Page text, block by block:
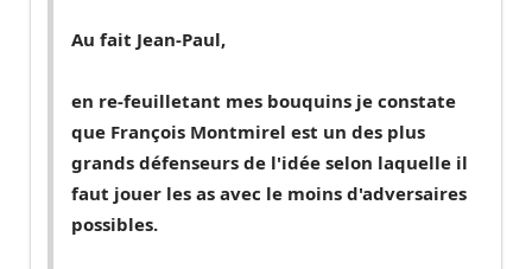
Au fait Jean-Paul,
en re-feuilletant mes bouquins je constate
que François Montmirel est un des plus
grands défenseurs de l'idée selon laquelle il
faut jouer les as avec le moins d'adversaires
possibles.